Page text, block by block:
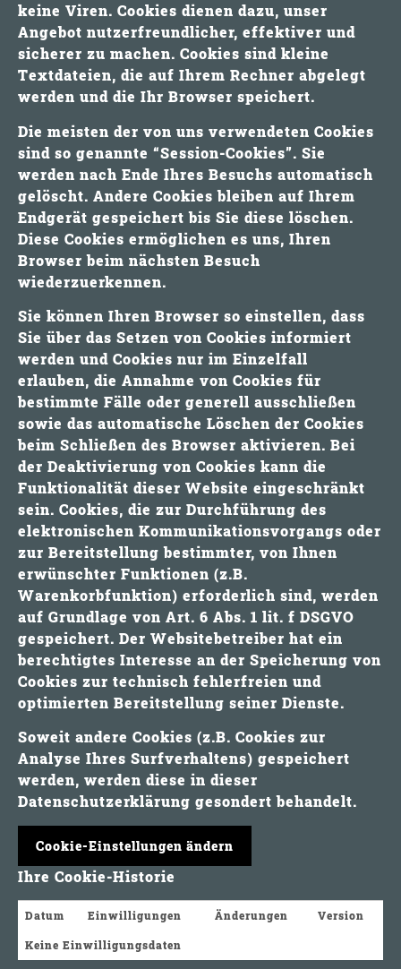
keine Viren. Cookies dienen dazu, unser
Angebot nutzerfreundlicher, effektiver und
sicherer zu machen. Cookies sind kleine
Textdateien, die auf Ihrem Rechner abgelegt
werden und die Ihr Browser speichert.
Die meisten der von uns verwendeten Cookies
sind so genannte “Session-Cookies”. Sie
werden nach Ende Ihres Besuchs automatisch
gelöscht. Andere Cookies bleiben auf Ihrem
Endgerät gespeichert bis Sie diese löschen.
Diese Cookies ermöglichen es uns, Ihren
Browser beim nächsten Besuch
wiederzuerkennen.
Sie können Ihren Browser so einstellen, dass
Sie über das Setzen von Cookies informiert
werden und Cookies nur im Einzelfall
erlauben, die Annahme von Cookies für
bestimmte Fälle oder generell ausschließen
sowie das automatische Löschen der Cookies
beim Schließen des Browser aktivieren. Bei
der Deaktivierung von Cookies kann die
Funktionalität dieser Website eingeschränkt
sein. Cookies, die zur Durchführung des
elektronischen Kommunikationsvorgangs oder
zur Bereitstellung bestimmter, von Ihnen
erwünschter Funktionen (z.B.
Warenkorbfunktion) erforderlich sind, werden
auf Grundlage von Art. 6 Abs. 1 lit. f DSGVO
gespeichert. Der Websitebetreiber hat ein
berechtigtes Interesse an der Speicherung von
Cookies zur technisch fehlerfreien und
optimierten Bereitstellung seiner Dienste.
Soweit andere Cookies (z.B. Cookies zur
Analyse Ihres Surfverhaltens) gespeichert
werden, werden diese in dieser
Datenschutzerklärung gesondert behandelt.
Cookie-Einstellungen ändern
Ihre Cookie-Historie
Datum Einwilligungen Änderungen Version
Keine Einwilligungsdaten